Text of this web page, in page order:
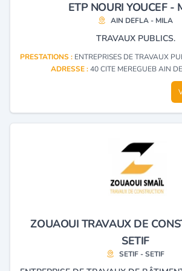
ETP NOURI YOUCEF -
AIN DEFLA - MILA
TRAVAUX PUBLICS.
PRESTATIONS : ENTREPRISES DE TRAVAUX
ADRESSE :40 CITE MEREGUEB AIN
ZOUAOUI TRAVAUX DE
SETIF
SETIF - SETIF